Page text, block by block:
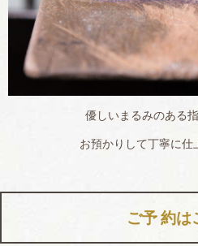
優しいまるみのある
お預かりして丁寧に仕
ご予 約は